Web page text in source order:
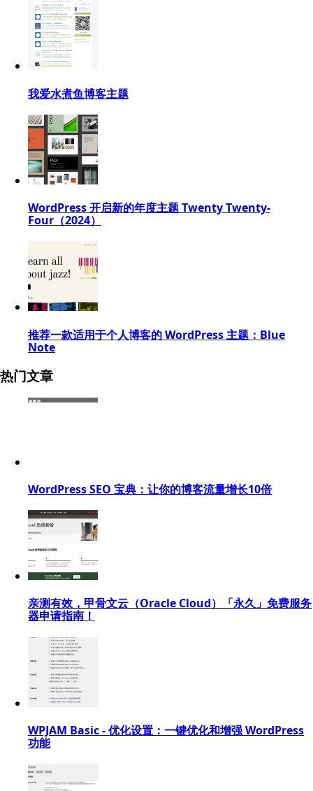
我爱水煮鱼博客主题
WordPress 开启新的年度主题 Twenty Twenty-
Four（2024）
推荐一款适用于个人博客的 WordPress 主题：Blue
Note
热门文章
WordPress SEO 宝典：让你的博客流量增长10倍
亲测有效，甲骨文云（Oracle Cloud）「永久」免费服务
器申请指南！
WPJAM Basic - 优化设置：一键优化和增强 WordPress
功能